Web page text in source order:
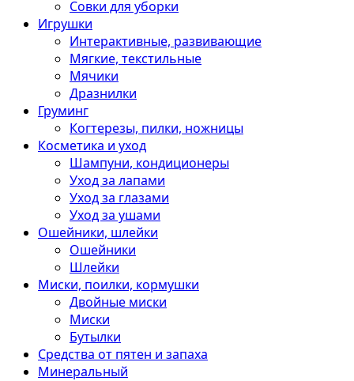
Совки для уборки
Игрушки
Интерактивные, развивающие
Мягкие, текстильные
Мячики
Дразнилки
Груминг
Когтерезы, пилки, ножницы
Косметика и уход
Шампуни, кондиционеры
Уход за лапами
Уход за глазами
Уход за ушами
Ошейники, шлейки
Ошейники
Шлейки
Миски, поилки, кормушки
Двойные миски
Миски
Бутылки
Средства от пятен и запаха
Минеральный